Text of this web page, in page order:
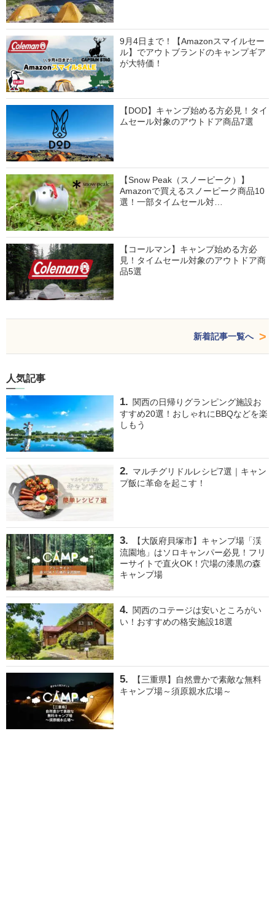
9月4日まで！【Amazonスマイルセー
ル】でアウトブランドのキャンプギア
が大特価！
【DOD】キャンプ始める方必見！タイ
ムセール対象のアウトドア商品7選
【Snow Peak（スノーピーク）】
Amazonで買えるスノーピーク商品10
選！一部タイムセール対…
【コールマン】キャンプ始める方必
見！タイムセール対象のアウトドア商
品5選
新着記事一覧へ
人気記事
関西の日帰りグランピング施設お
すすめ20選！おしゃれにBBQなどを楽
しもう
マルチグリドルレシピ7選｜キャン
プ飯に革命を起こす！
【大阪府貝塚市】キャンプ場「渓
流園地」はソロキャンパー必見！フリ
ーサイトで直火OK！穴場の漆黒の森
キャンプ場
関西のコテージは安いところがい
い！おすすめの格安施設18選
【三重県】自然豊かで素敵な無料
キャンプ場～須原親水広場～